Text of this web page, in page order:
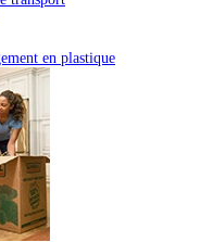
en plastique